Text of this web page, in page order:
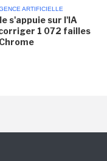
ARTIFICIELLE
s'appuie sur l'IA
1 072 failles